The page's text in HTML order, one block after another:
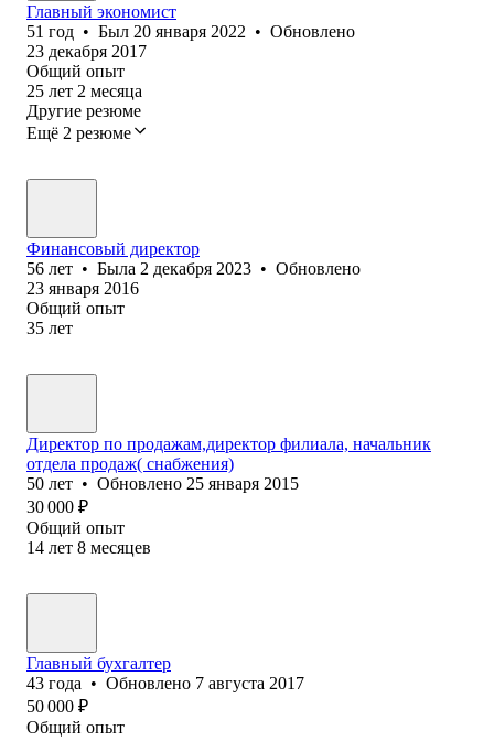
Главный экономист
51 год • Был 20 января 2022 • Обновлено
23 декабря 2017
Общий опыт
25 лет 2 месяца
Другие резюме
Ещё 2 резюме
Финансовый директор
56 лет • Была 2 декабря 2023 • Обновлено
23 января 2016
Общий опыт
35 лет
Директор по продажам,директор филиала, начальник
отдела продаж( снабжения)
50 лет • Обновлено 25 января 2015
30 000 ₽
Общий опыт
14 лет 8 месяцев
Главный бухгалтер
43 года • Обновлено 7 августа 2017
50 000 ₽
Общий опыт